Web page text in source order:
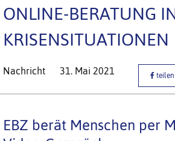
ONLINE-BERATUNG
KRISENSITUATIONEN
Nachricht 31. Mai 2021 teilen
EBZ berät Menschen per